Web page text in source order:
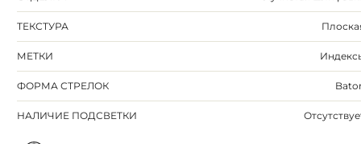
ТЕКСТУРА
МЕТКИ
ФОРМА СТРЕЛОК
НАЛИЧИЕ ПОДСВЕТКИ